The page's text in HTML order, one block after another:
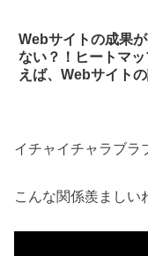
Webサイトの成果
ない？！ヒートマ
えば、Webサイト
イチャイチャラブラ
こんな関係羨ましい